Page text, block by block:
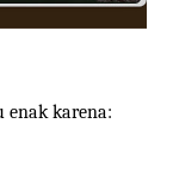
enak karena: